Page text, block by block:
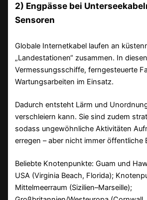
2) Engpässe bei
Sensoren
Globale Internetkabel laufen an
„Landestationen“ zusammen. In
Vermessungsschiffe, ferngesteuerte
Wartungsarbeiten im Einsatz.
Dadurch entsteht Lärm und
verschleiern kann. Sie sind zudem
sodass ungewöhnliche Aktivitäten
erregen – aber nicht immer öffentliche
Beliebte Knotenpunkte: Guam und
USA (Virginia Beach, Florida);
Mittelmeerraum (Sizilien–Marseille);